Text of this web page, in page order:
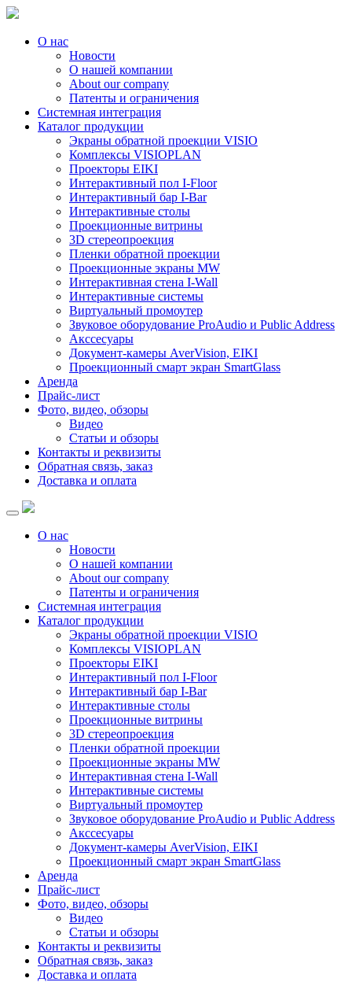
О нас
Новости
О нашей компании
About our company
Патенты и ограничения
Системная интеграция
Каталог продукции
Экраны обратной проекции VISIO
Комплексы VISIOPLAN
Проекторы EIKI
Интерактивный пол I-Floor
Интерактивный бар I-Bar
Интерактивные столы
Проекционные витрины
3D стереопроекция
Пленки обратной проекции
Проекционные экраны MW
Интерактивная стена I-Wall
Интерактивные системы
Виртуальный промоутер
Звуковое оборудование ProAudio и Public Address
Акссесуары
Документ-камеры AverVision, EIKI
Проекционный смарт экран SmartGlass
Аренда
Прайс-лист
Фото, видео, обзоры
Видео
Статьи и обзоры
Контакты и реквизиты
Обратная связь, заказ
Доставка и оплата
О нас
Новости
О нашей компании
About our company
Патенты и ограничения
Системная интеграция
Каталог продукции
Экраны обратной проекции VISIO
Комплексы VISIOPLAN
Проекторы EIKI
Интерактивный пол I-Floor
Интерактивный бар I-Bar
Интерактивные столы
Проекционные витрины
3D стереопроекция
Пленки обратной проекции
Проекционные экраны MW
Интерактивная стена I-Wall
Интерактивные системы
Виртуальный промоутер
Звуковое оборудование ProAudio и Public Address
Акссесуары
Документ-камеры AverVision, EIKI
Проекционный смарт экран SmartGlass
Аренда
Прайс-лист
Фото, видео, обзоры
Видео
Статьи и обзоры
Контакты и реквизиты
Обратная связь, заказ
Доставка и оплата